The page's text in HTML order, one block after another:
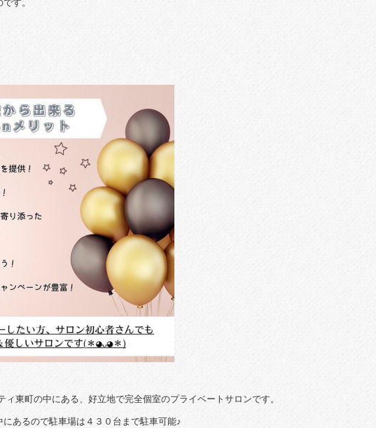
です。
ィ東町の中にある、好立地で完全個室のプライベートサロンです。
あるので駐車場は４３０台まで駐車可能♪